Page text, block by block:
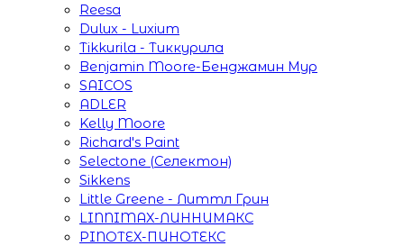
Reesa
Dulux - Luxium
Tikkurila - Тиккурила
Benjamin Moore-Бенджамин Мур
SAICOS
ADLER
Kelly Moore
Richard's Paint
Selectone (Селектон)
Sikkens
Little Greene - Литтл Грин
LINNIMAX-ЛИННИМАКС
PINOTEX-ПИНОТЕКС